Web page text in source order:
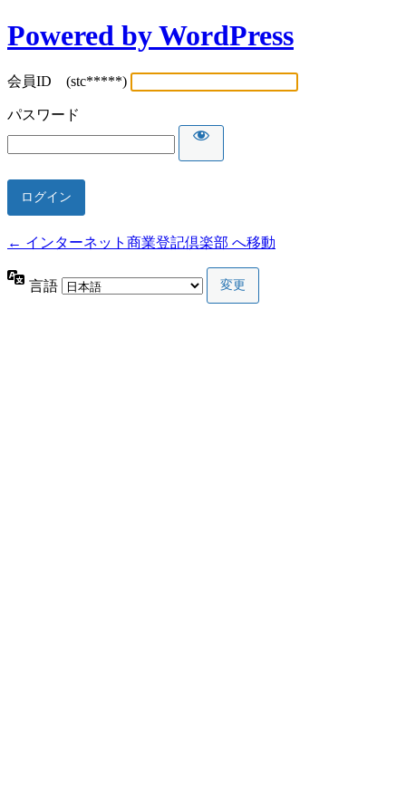
Powered by WordPress
会員ID (stc*****)
パスワード
← インターネット商業登記倶楽部 へ移動
言語